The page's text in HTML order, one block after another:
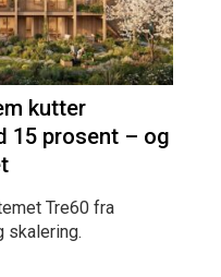
kutter
15 prosent – og
Tre60 fra
skalering.